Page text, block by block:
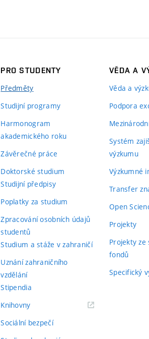
PRO STUDENTY
Předměty
Studijní programy
Harmonogram
akademického roku
Závěrečné práce
Doktorské studium
Studijní předpisy
Poplatky za studium
Zpracování osobních údajů
studentů
Studium a stáže v zahraničí
Uznání zahraničního
vzdělání
Stipendia
Knihovny(externí
Sociální bezpečí
VĚDA A
Věda a
Podpora
Systém
výzkumu
Výzkumné
Transfer
Open
Projekty
Projekty
fondů
Specifický